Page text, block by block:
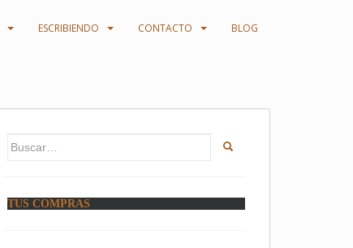
ESCRIBIENDO CONTACTO BLOG
Buscar:
TUS COMPRAS